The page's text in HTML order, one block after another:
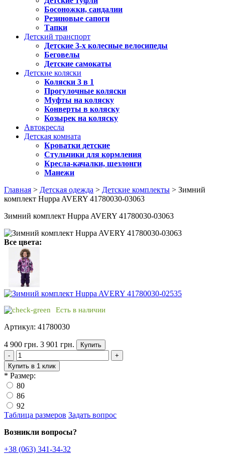
Босоножки, сандалии
Резиновые сапоги
Тапки
Детский транспорт
Детские 3-х колесные велосипеды
Беговелы
Детские самокаты
Детские коляски
Коляски 3 в 1
Прогулочные коляски
Муфты на коляску
Конверты в коляску
Козырек на коляску
Автокресла
Детская комната
Кроватки детские
Стульчики для кормления
Кресла-качалки, шезлонги
Манежи
Главная > Детская одежда > Детские комплекты > Зимний
комплект Huppa AVERY 41780030-03063
Зимний комплект Huppa AVERY 41780030-03063
Все цвета:
Есть в наличии
Артикул: 41780030
4 900 грн. 3 901 грн.
Купить
-
+
Купить в 1 клик
* Размер:
80
86
92
Таблица размеров Задать вопрос
Возникли вопросы?
+38 (063) 341-34-32